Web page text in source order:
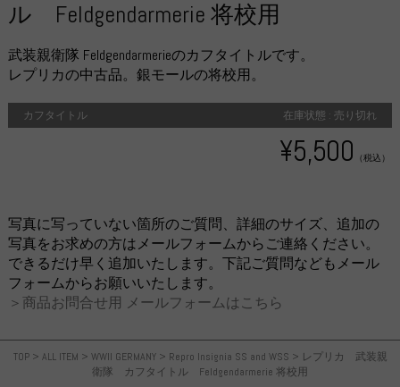
TOP> ALL ITEM > WWII GERMANY> Repro Insignia SS and WSS > レプリカ 武装親
衛隊 カフタイトル Feldgendarmerie 将校用
ル Feldgendarmerie 将校用
武装親衛隊 Feldgendarmerieのカフタイトルです。
レプリカの中古品。銀モールの将校用。
カフタイトル 在庫状態 : 売り切れ
¥5,500 （税込）
写真に写っていない箇所のご質問、詳細のサイズ、追加の
写真をお求めの方はメールフォームからご連絡ください。
できるだけ早く追加いたします。下記ご質問などもメール
フォームからお願いいたします。
＞商品お問合せ用 メールフォームはこちら